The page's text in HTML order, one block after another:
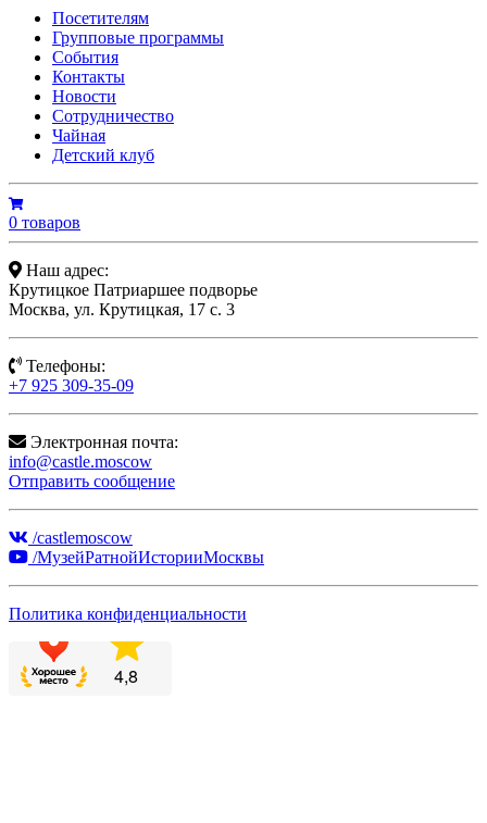
Посетителям
Групповые программы
События
Контакты
Новости
Сотрудничество
Чайная
Детский клуб
0 товаров
Наш адрес:
Крутицкое Патриаршее подворье
Москва, ул. Крутицкая, 17 с. 3
Телефоны:
+7 925 309-35-09
Электронная почта:
info@castle.moscow
Отправить сообщение
/castlemoscow
/МузейРатнойИсторииМосквы
Политика конфиденциальности